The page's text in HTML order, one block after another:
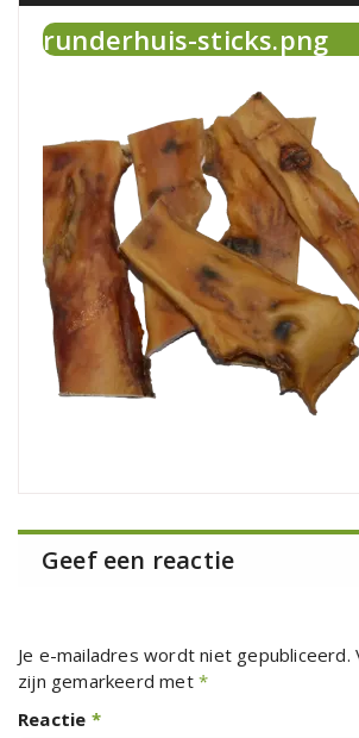
runderhuis-sticks.png
Geef een reactie
Je e-mailadres wordt niet gepubliceerd.
zijn gemarkeerd met *
Reactie *